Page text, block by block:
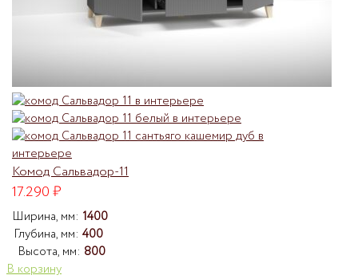
Комод Сальвадор-11
17.290₽
Ширина, мм: 1400
Глубина, мм: 400
Высота, мм: 800
В корзину